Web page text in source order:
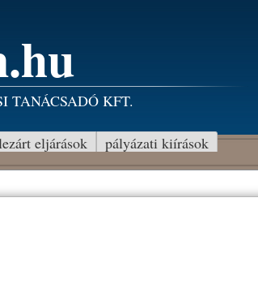
TANÁCSADÓ KFT.
eljárások pályázati kiírások